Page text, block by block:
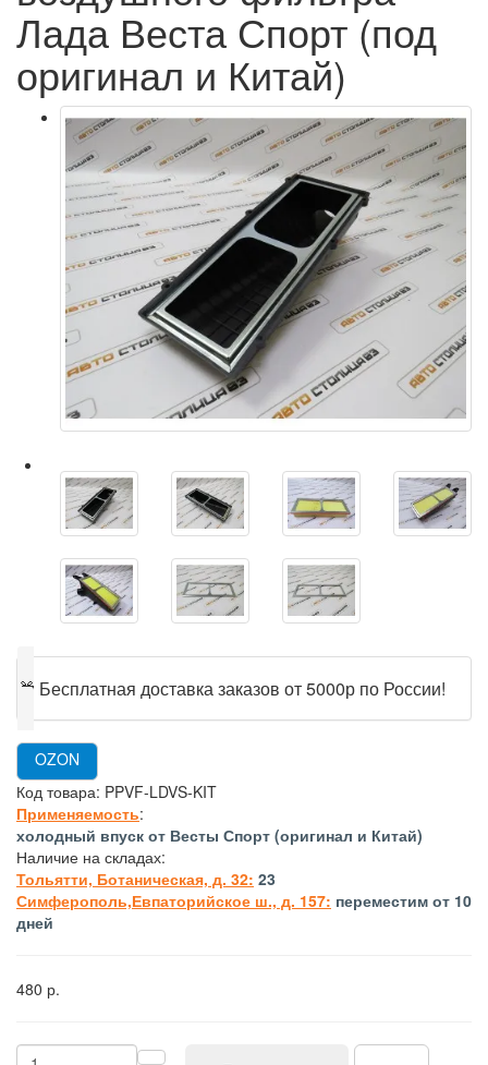
Лада Веста Спорт (под
оригинал и Китай)
🎁 Бесплатная доставка заказов от 5000р по России!
OZON
Код товара: PPVF-LDVS-KIT
Применяемость:
холодный впуск от Весты Спорт (оригинал и Китай)
Наличие на складах:
Тольятти, Ботаническая, д. 32: 23
Симферополь,Евпаторийское ш., д. 157: переместим от 10
дней
480 р.